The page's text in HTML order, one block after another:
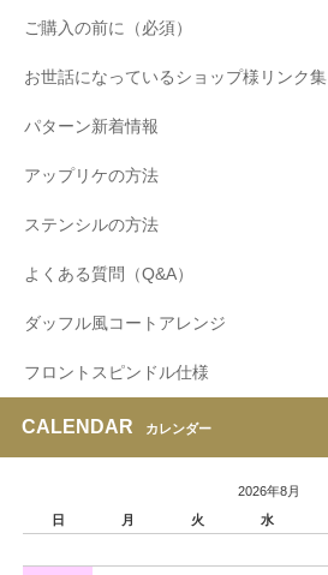
ご購入の前に（必須）
お世話になっているショップ様リンク集
パターン新着情報
アップリケの方法
ステンシルの方法
よくある質問（Q&A）
ダッフル風コートアレンジ
フロントスピンドル仕様
CALENDAR カレンダー
2026年8月
日
月 火 水